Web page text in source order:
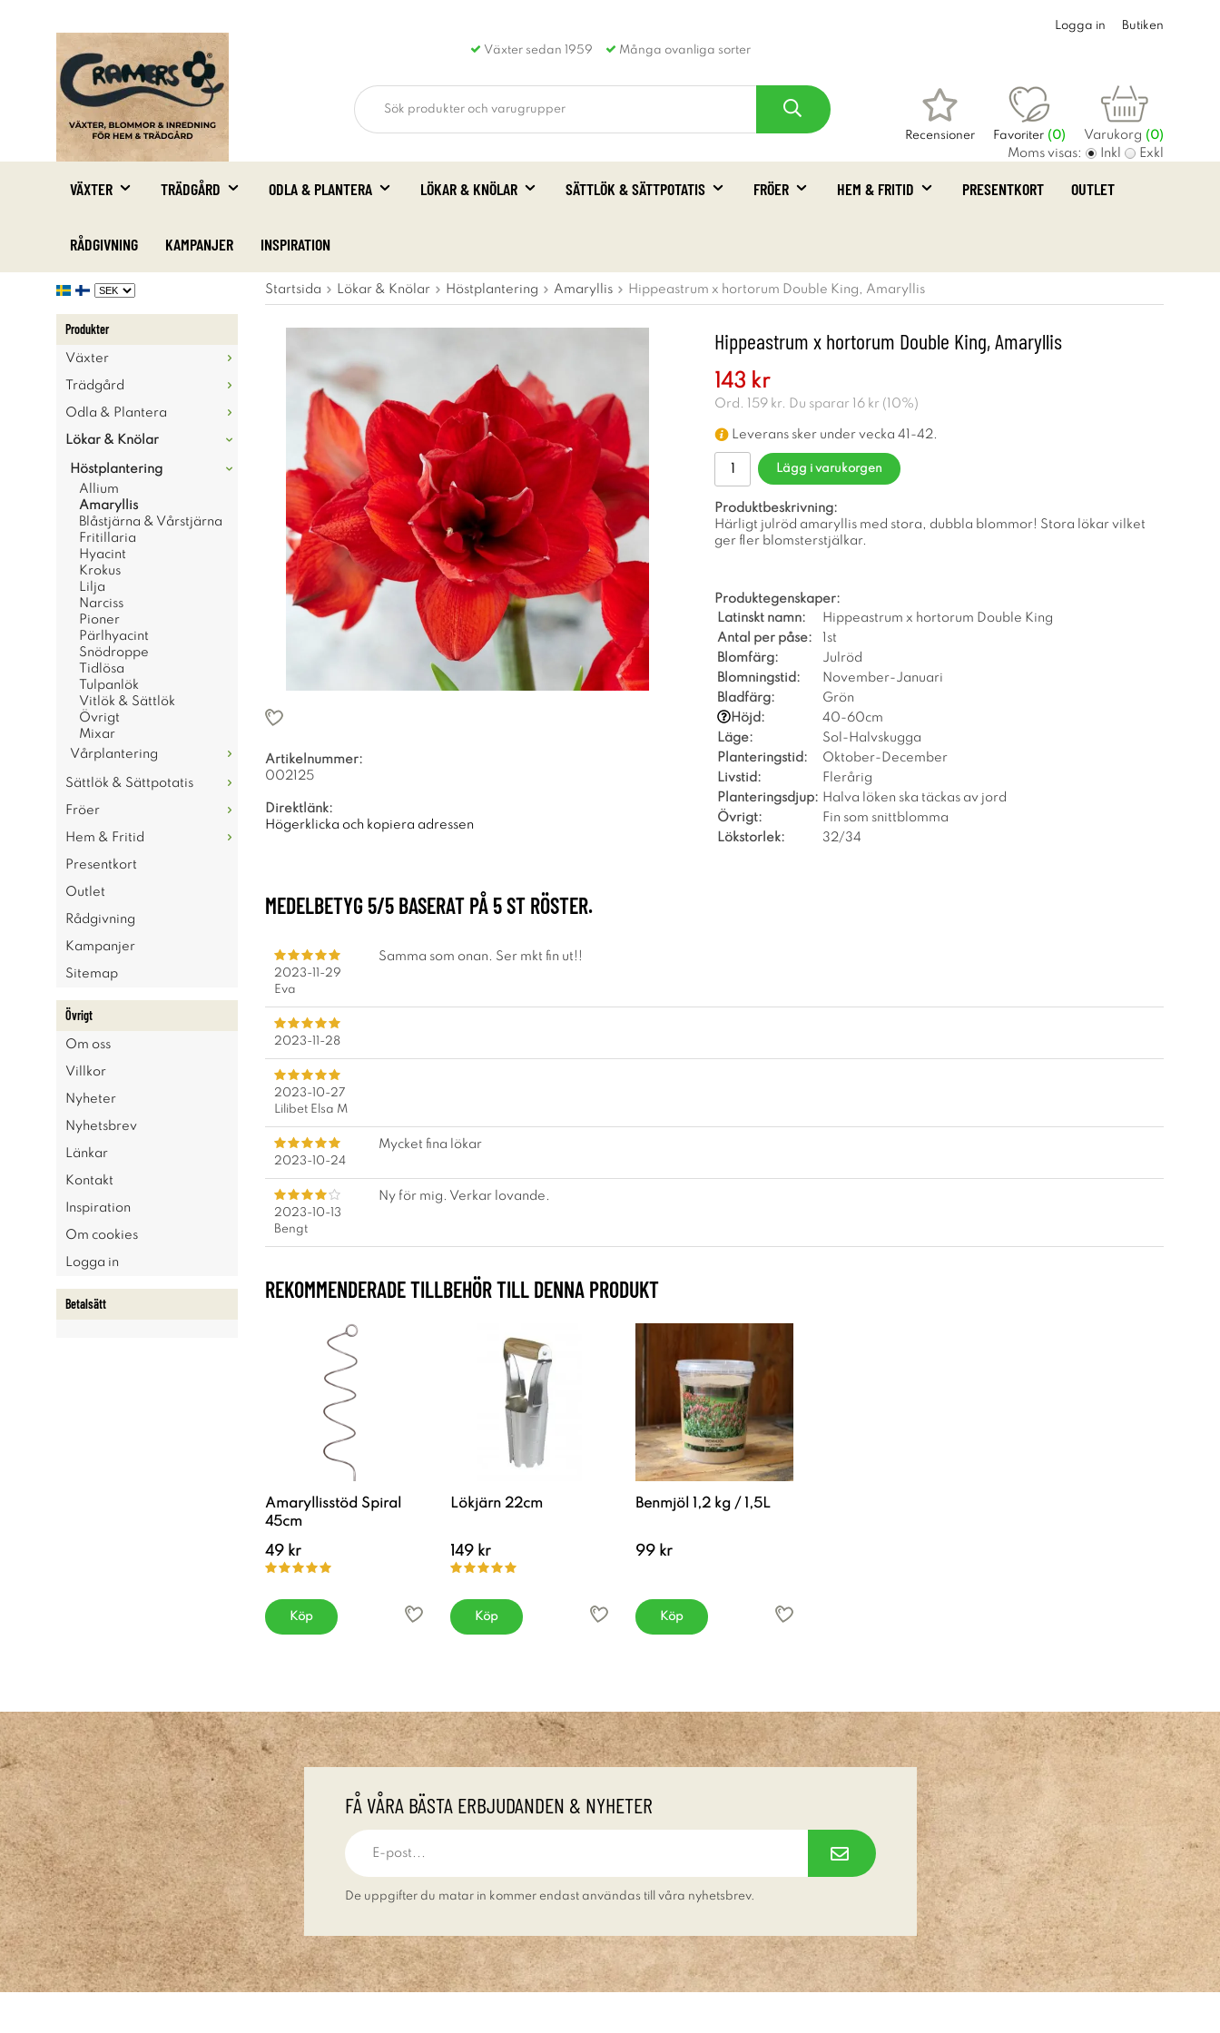
Växter sedan 1959 Många ovanliga sorter
Logga in Butiken
Recensioner Favoriter (0) Varukorg (0)
Moms visas: Inkl Exkl
VÄXTER TRÄDGÅRD ODLA & PLANTERA LÖKAR & KNÖLAR SÄTTLÖK & SÄTTPOTATIS FRÖER HEM & FRITID PRESENTKORT OUTLET
RÅDGIVNING KAMPANJER INSPIRATION
Produkter
Växter
Trädgård
Odla & Plantera
Lökar & Knölar
Höstplantering
Allium
Amaryllis
Blåstjärna & Vårstjärna
Fritillaria
Hyacint
Krokus
Lilja
Narciss
Pioner
Pärlhyacint
Snödroppe
Tidlösa
Tulpanlök
Vitlök & Sättlök
Övrigt
Mixar
Vårplantering
Sättlök & Sättpotatis
Fröer
Hem & Fritid
Presentkort
Outlet
Rådgivning
Kampanjer
Sitemap
Övrigt
Om oss
Villkor
Nyheter
Nyhetsbrev
Länkar
Kontakt
Inspiration
Om cookies
Logga in
Betalsätt
Startsida Lökar & Knölar Höstplantering Amaryllis Hippeastrum x hortorum Double King, Amaryllis
Hippeastrum x hortorum Double King, Amaryllis
143 kr
Ord. 159 kr. Du sparar 16 kr ( 10%)
Leverans sker under vecka 41-42.
Lägg i varukorgen
Produktbeskrivning:
Härligt julröd amaryllis med stora, dubbla blommor! Stora lökar vilket
ger fler blomsterstjälkar.
Produktegenskaper:
Latinskt namn:
Hippeastrum x hortorum Double King
Antal per påse:
1st
Blomfärg:
Julröd
Blomningstid:
November-Januari
Bladfärg:
Grön
Höjd:
40-60cm
Läge:
Sol-Halvskugga
Planteringstid:
Oktober-December
Livstid:
Flerårig
Planteringsdjup: Halva löken ska täckas av jord
Övrigt:
Fin som snittblomma
Lökstorlek:
32/34
Artikelnummer:
002125
Direktlänk:
Högerklicka och kopiera adressen
MEDELBETYG 5/5 BASERAT PÅ 5ST RÖSTER.
2023-11-29
Eva
Samma som onan. Ser mkt fin ut!!
2023-11-28
2023-10-27
Lilibet Elsa M
2023-10-24
Mycket fina lökar
2023-10-13
Bengt
Ny för mig. Verkar lovande.
REKOMMENDERADE TILLBEHÖR TILL DENNA PRODUKT
Amaryllisstöd Spiral
45cm
49 kr
Köp
Lökjärn 22cm
149 kr
Köp
Benmjöl 1,2 kg / 1,5L
99 kr
Köp
FÅ VÅRA BÄSTA ERBJUDANDEN & NYHETER
De uppgifter du matar in kommer endast användas till våra nyhetsbrev.